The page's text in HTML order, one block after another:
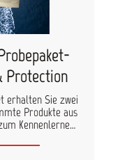
Protection
erhalten Sie zwei
Produkte aus
Kennenlernen.
Protection